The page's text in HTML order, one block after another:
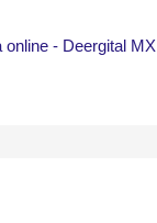
online - Deergital MX